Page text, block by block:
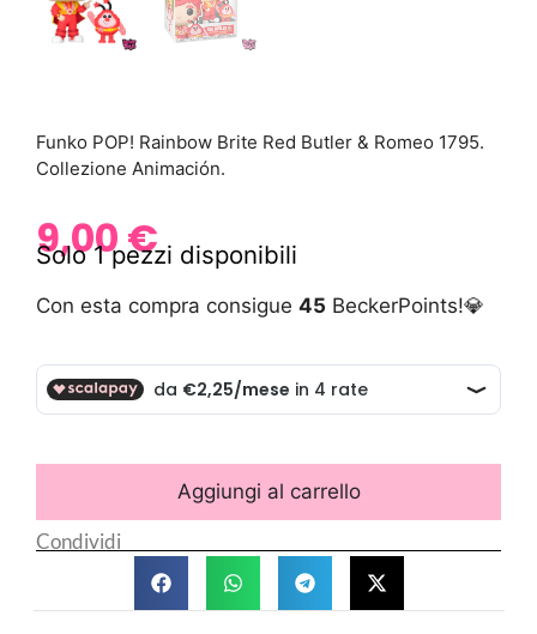
Funko POP! Rainbow Brite Red Butler & Romeo 1795.
Collezione Animación.
9,00€
Solo 1 pezzi disponibili
Con esta compra consigue 45 BeckerPoints!💎
Aggiungi al carrello
Condividi